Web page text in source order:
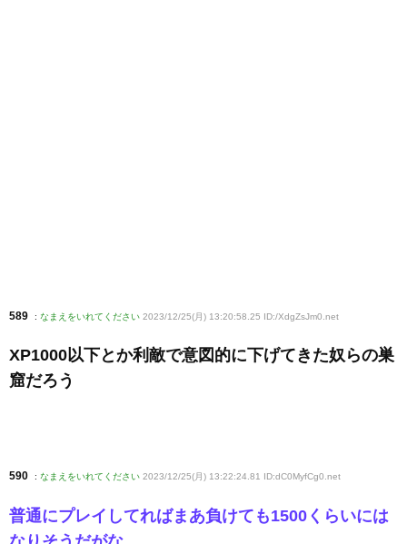
589 : なまえをいれてください 2023/12/25(月) 13:20:58.25 ID:/XdgZsJm0.net
XP1000以下とか利敵で意図的に下げてきた奴らの巣
窟だろう
590 : なまえをいれてください 2023/12/25(月) 13:22:24.81 ID:dC0MyfCg0.net
普通にプレイしてればまあ負けても1500くらいには